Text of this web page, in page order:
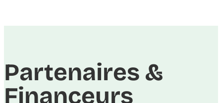
Partenaires &
Financeurs